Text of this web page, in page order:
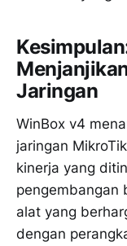
Jaringan
WinBox v4
jaringan
kinerja yang
pengembangan
alat yang
dengan